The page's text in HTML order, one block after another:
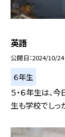
英語
公開日 2024/10/24
６年生
５・６年生は、
生も学校でしっ